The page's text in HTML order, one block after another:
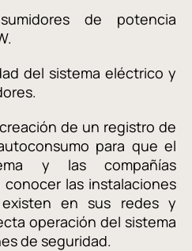
de potencia
del sistema eléctrico y
de un registro de
para que el
y las compañías
las instalaciones
en sus redes y
operación del sistema
de seguridad.